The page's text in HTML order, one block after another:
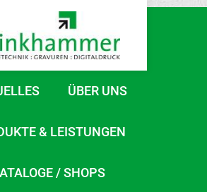
ÜBER UNS
& LEISTUNGEN
/ SHOPS